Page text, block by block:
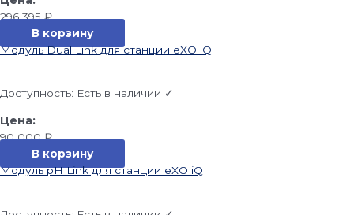
296 395₽
В корзину
Модуль Dual Link для станции eXO iQ
Доступность: Есть в наличии ✓
90 000₽
В корзину
Модуль pH Link для станции eXO iQ